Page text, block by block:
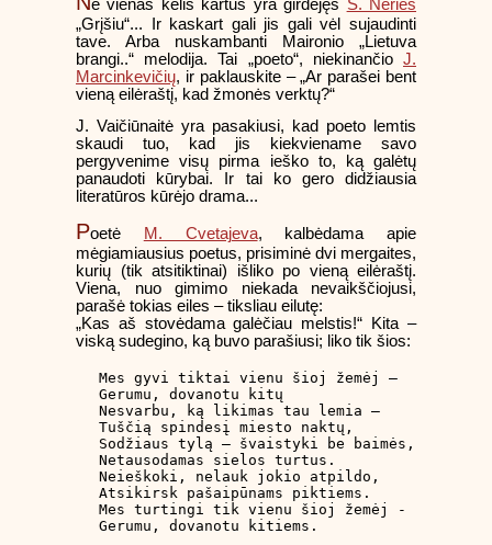
e vienas kelis kartus yra girdėjęs S. Nėries
„Grįšiu“... Ir kaskart gali jis gali vėl sujaudinti
tave. Arba nuskambanti Maironio „Lietuva
brangi..“ melodija. Tai „poeto“, niekinančio J.
Marcinkevičių, ir paklauskite – „Ar parašei bent
vieną eilėraštį, kad žmonės verktų?“
J. Vaičiūnaitė yra pasakiusi, kad poeto lemtis
skaudi tuo, kad jis kiekviename savo
pergyvenime visų pirma ieško to, ką galėtų
panaudoti kūrybai. Ir tai ko gero didžiausia
literatūros kūrėjo drama...
Poetė M. Cvetajeva, kalbėdama apie
mėgiamiausius poetus, prisiminė dvi mergaites,
kurių (tik atsitiktinai) išliko po vieną eilėraštį.
Viena, nuo gimimo niekada nevaikščiojusi,
parašė tokias eiles – tiksliau eilutę:
„Kas aš stovėdama galėčiau melstis!“ Kita –
viską sudegino, ką buvo parašiusi; liko tik šios:
Mes gyvi tiktai vienu šioj žemėj –
Gerumu, dovanotu kitų
Nesvarbu, ką likimas tau lemia –
Tuščią spindesį miesto naktų,
Sodžiaus tylą – švaistyki be baimės,
Netausodamas sielos turtus.
Neieškoki, nelauk jokio atpildo,
Atsikirsk pašaipūnams piktiems.
Mes turtingi tik vienu šioj žemėj -
Gerumu, dovanotu kitiems.